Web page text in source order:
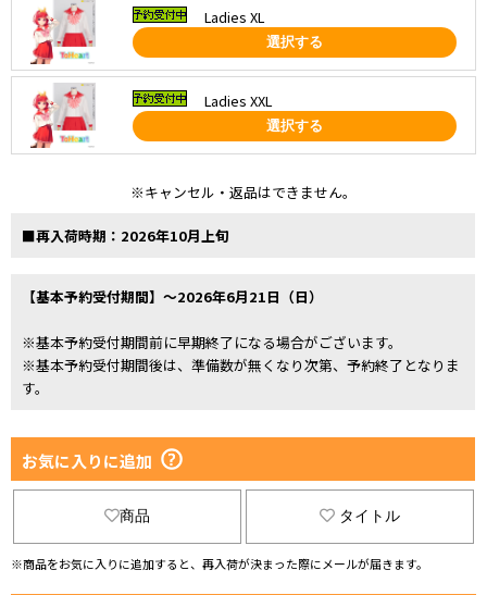
Ladies XL
選択する
Ladies XXL
選択する
※キャンセル・返品はできません。
■再入荷時期：2026年10月上旬
【基本予約受付期間】～2026年6月21日（日）
※基本予約受付期間前に早期終了になる場合がございます。
※基本予約受付期間後は、準備数が無くなり次第、予約終了となりま
す。
お気に入りに追加
商品 タイトル
※商品をお気に入りに追加すると、再入荷が決まった際にメールが届きます。